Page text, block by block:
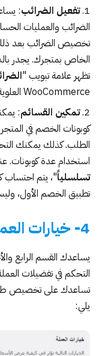
تفعيل الضرائب:
الضرائب والعمليات
تخصيص الضرائب بعد
الخاص بمتجرك. يجدر
تظهر علامة تبويب "
WooCommerce العلوية.
تمكين القسائم:
كوبونات الخصمفي
الطلب. كذلك يمكنك
استخدام عدة كوبونات.
تسلسلياً"، يتم احتساب
تطبيق الخصم الأول،
4- خيارات العملة
يساعدك القسم الرابع
التحكم في تفضيلات
تساعدك على تخصيص
يلي: